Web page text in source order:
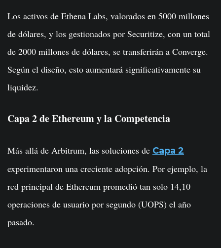
Los activos de Ethena Labs, valorados en 5000 millones
de dólares, y los gestionados por Securitize, con un total
de 2000 millones de dólares, se transferirán a Converge.
Según el diseño, esto aumentará significativamente su
liquidez.
Capa 2 de Ethereum y la Competencia
Más allá de Arbitrum, las soluciones de Capa 2
experimentaron una creciente adopción. Por ejemplo, la
red principal de Ethereum promedió tan solo 14,10
operaciones de usuario por segundo (UOPS) el año
pasado.